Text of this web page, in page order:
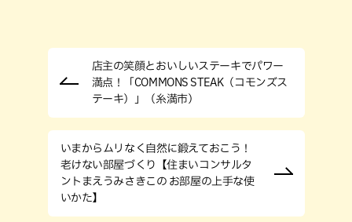
店主の笑顔とおいしいステーキでパワー
満点！「COMMONS STEAK（コモンズス
テーキ）」（糸満市）
いまからムリなく自然に鍛えておこう！
老けない部屋づくり【住まいコンサルタ
ントまえうみさきこの お部屋の上手な使
いかた】